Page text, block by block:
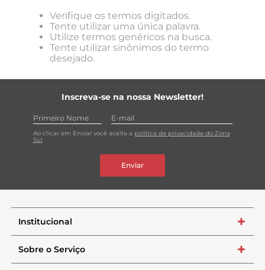
Verifique os termos digitados.
Tente utilizar uma única palavra.
Utilize termos genéricos na busca.
Tente utilizar sinônimos do termo
desejado.
Inscreva-se na nossa Newsletter!
Ao clicar em Enviar você aceita a política de privacidade do Zona
Sul
Enviar
Institucional +
Sobre o Serviço +